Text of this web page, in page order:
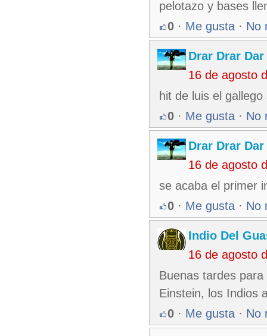
pelotazo y bases
0 · Me gusta · No
Drar Drar Dar
16 de agosto
hit de luis el
0 · Me gusta · No
Drar Drar Dar
16 de agosto
se acaba el primer
0 · Me gusta · No
Indio Del
16 de agosto
Buenas tardes
Einstein, los Indios
0 · Me gusta · No